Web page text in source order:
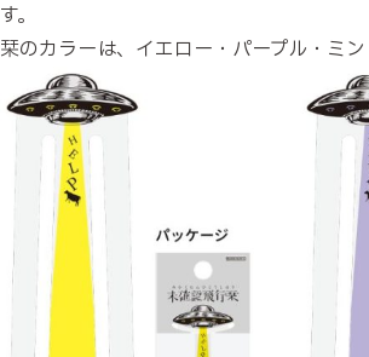
す。
栞のカラーは、イエロー・パープル・ミン